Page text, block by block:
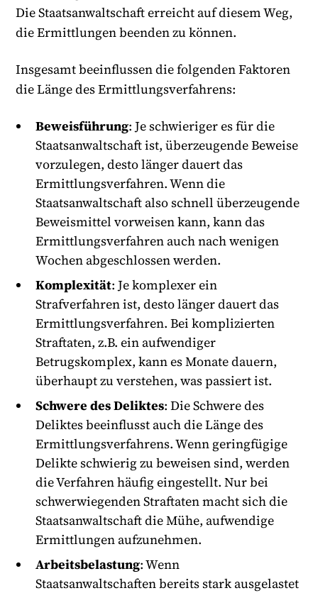
Die Staatsanwaltschaft erreicht auf diesem Weg,
die Ermittlungen beenden zu können.
Insgesamt beeinflussen die folgenden Faktoren
die Länge des Ermittlungsverfahrens:
Beweisführung: Je schwieriger es für die
Staatsanwaltschaft ist, überzeugende Beweise
vorzulegen, desto länger dauert das
Ermittlungsverfahren. Wenn die
Staatsanwaltschaft also schnell überzeugende
Beweismittel vorweisen kann, kann das
Ermittlungsverfahren auch nach wenigen
Wochen abgeschlossen werden.
Komplexität: Je komplexer ein
Strafverfahren ist, desto länger dauert das
Ermittlungsverfahren. Bei komplizierten
Straftaten, z.B. ein aufwendiger
Betrugskomplex, kann es Monate dauern,
überhaupt zu verstehen, was passiert ist.
Schwere des Deliktes: Die Schwere des
Deliktes beeinflusst auch die Länge des
Ermittlungsverfahrens. Wenn geringfügige
Delikte schwierig zu beweisen sind, werden
die Verfahren häufig eingestellt. Nur bei
schwerwiegenden Straftaten macht sich die
Staatsanwaltschaft die Mühe, aufwendige
Ermittlungen aufzunehmen.
Arbeitsbelastung: Wenn
Staatsanwaltschaften bereits stark ausgelastet